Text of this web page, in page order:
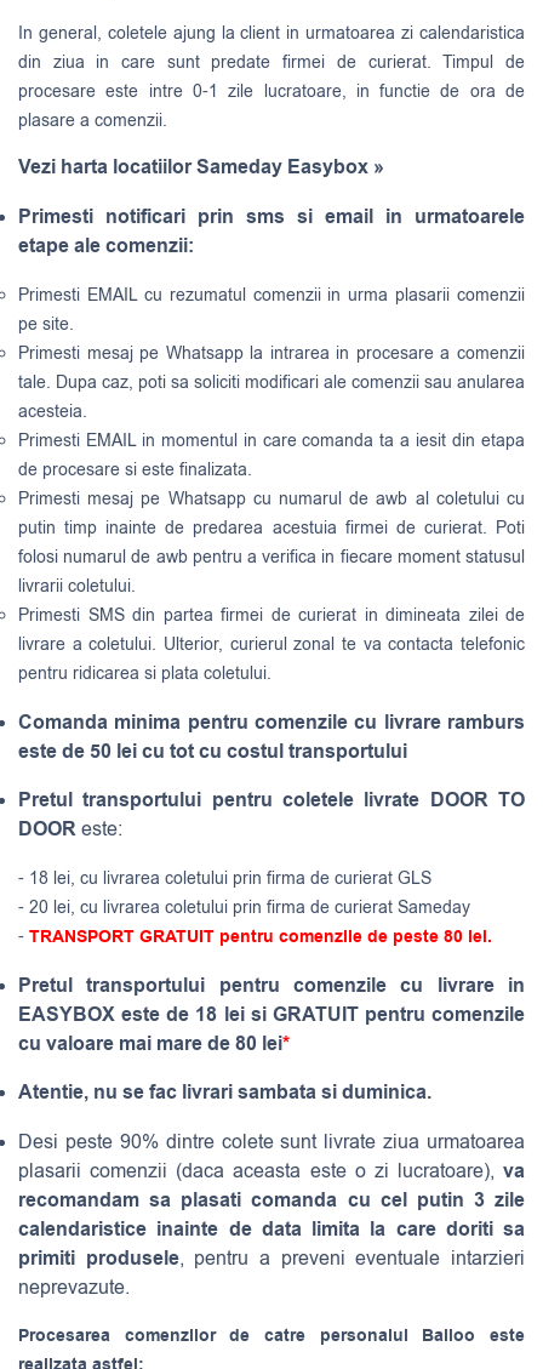
In general, coletele ajung la client in urmatoarea zi calendaristica
din ziua in care sunt predate firmei de curierat. Timpul de
procesare este intre 0-1 zile lucratoare, in functie de ora de
plasare a comenzii.
Vezi harta locatiilor Sameday Easybox »
Primesti notificari prin sms si email in urmatoarele
etape ale comenzii:
Primesti EMAIL cu rezumatul comenzii in urma plasarii comenzii
pe site.
Primesti mesaj pe Whatsapp la intrarea in procesare a comenzii
tale. Dupa caz, poti sa soliciti modificari ale comenzii sau anularea
acesteia.
Primesti EMAIL in momentul in care comanda ta a iesit din etapa
de procesare si este finalizata.
Primesti mesaj pe Whatsapp cu numarul de awb al coletului cu
putin timp inainte de predarea acestuia firmei de curierat. Poti
folosi numarul de awb pentru a verifica in fiecare moment statusul
livrarii coletului.
Primesti SMS din partea firmei de curierat in dimineata zilei de
livrare a coletului. Ulterior, curierul zonal te va contacta telefonic
pentru ridicarea si plata coletului.
Comanda minima pentru comenzile cu livrare ramburs
este de 50 lei cu tot cu costul transportului
Pretul transportului pentru coletele livrate DOOR TO
DOOReste:
- 18 lei, cu livrarea coletului prin firma de curierat GLS
- 20 lei, cu livrarea coletului prin firma de curierat Sameday
- TRANSPORT GRATUIT pentru comenzile de peste 80 lei.
Pretul transportului pentru comenzile cu livrare in
EASYBOX este de 18 lei si GRATUIT pentru comenzile
cu valoare mai mare de 80 lei*
Atentie, nu se fac livrari sambata si duminica.
Desi peste 90% dintre colete sunt livrate ziua urmatoarea
plasarii comenzii (daca aceasta este o zi lucratoare), va
recomandam sa plasati comanda cu cel putin 3 zile
calendaristice inainte de data limita la care doriti sa
primiti produsele, pentru a preveni eventuale intarzieri
neprevazute.
Procesarea comenzilor de catre personalul Balloo este